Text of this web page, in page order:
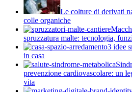
Le colture di derivati
colle organiche
spruzzatura malte: tecnologia,
3 idee
in casa
prevenzione cardiovascolare: un
vita